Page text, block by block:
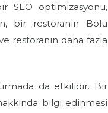
SEO optimizasyonu,
bir restoranın Bolu
restoranın daha fazla
da etkilidir. Bir
bilgi edinmesi